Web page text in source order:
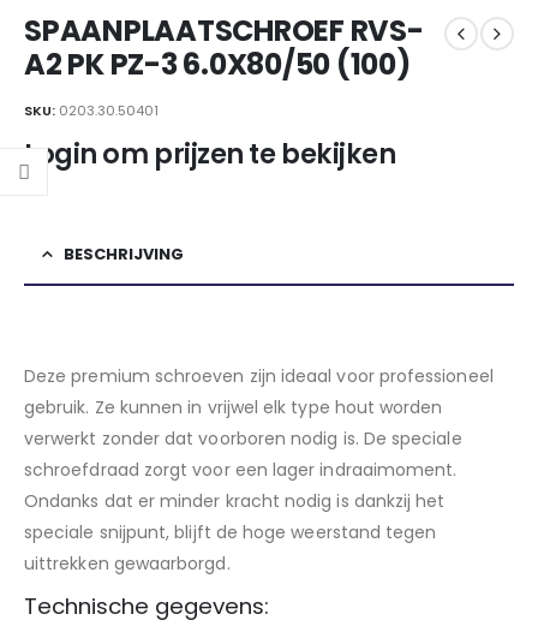
SPAANPLAATSCHROEF RVS-
A2 PK PZ-3 6.0X80/50 (100)
SKU: 0203.30.50401
Login om prijzen te bekijken
BESCHRIJVING
Deze premium schroeven zijn ideaal voor professioneel
gebruik. Ze kunnen in vrijwel elk type hout worden
verwerkt zonder dat voorboren nodig is. De speciale
schroefdraad zorgt voor een lager indraaimoment.
Ondanks dat er minder kracht nodig is dankzij het
speciale snijpunt, blijft de hoge weerstand tegen
uittrekken gewaarborgd.
Technische gegevens: